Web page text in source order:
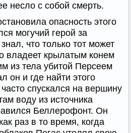
несло с собой смерть.
опасность этого
могучий герой за
что только тот может
владеет крылатым конем
из тела убитой Персеем
он и где найти этого
спускался на вершину
воду из источника
Беллерофонт. Он
раз в то время, когда